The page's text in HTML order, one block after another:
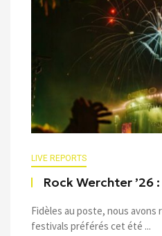
LIVE REPORTS
Rock Werchter ’26
Fidèles au poste, nous avons
festivals préférés cet été ...